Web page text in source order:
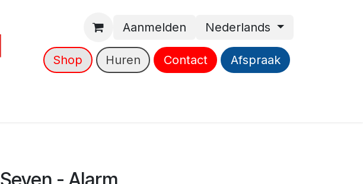
Aanmelden Nederlands
Shop Huren Contact Afspraak